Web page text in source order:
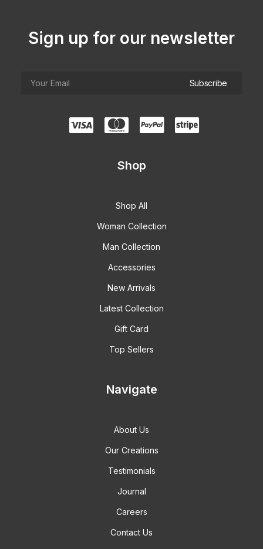
Sign up for our newsletter
Shop
Shop All
Woman Collection
Man Collection
Accessories
New Arrivals
Latest Collection
Gift Card
Top Sellers
Navigate
About Us
Our Creations
Testimonials
Journal
Careers
Contact Us